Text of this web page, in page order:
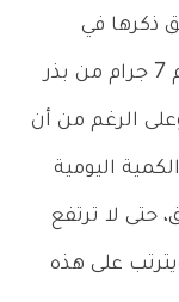
ذكرها في
الدراسات التي تم إجراؤها عند استخدام 7 جرام من بذر
الرغم من أن
اليومية
هذه البذور عن 4 ملاعق، حتى لا ترتفع
على هذه